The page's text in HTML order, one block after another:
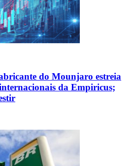
do Mounjaro estreia
da Empiricus;